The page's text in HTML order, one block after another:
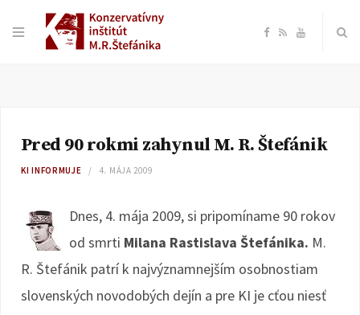
F
e
o
o
R Y
T
e
Pred 90 rokmi zahynul M. R. Štefánik
KI INFORMUJE 4. MÁJA 2009
Dnes, 4. mája 2009, si pripomíname 90 rokov
od smrti Milana Rastislava Štefánika. M.
R. Štefánik patrí k najvýznamnejším osobnostiam
slovenských novodobých dejín a pre KI je cťou niesť